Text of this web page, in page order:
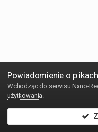
Powiadomienie o
Wchodząc do serwisu Nano-
użytkowania.